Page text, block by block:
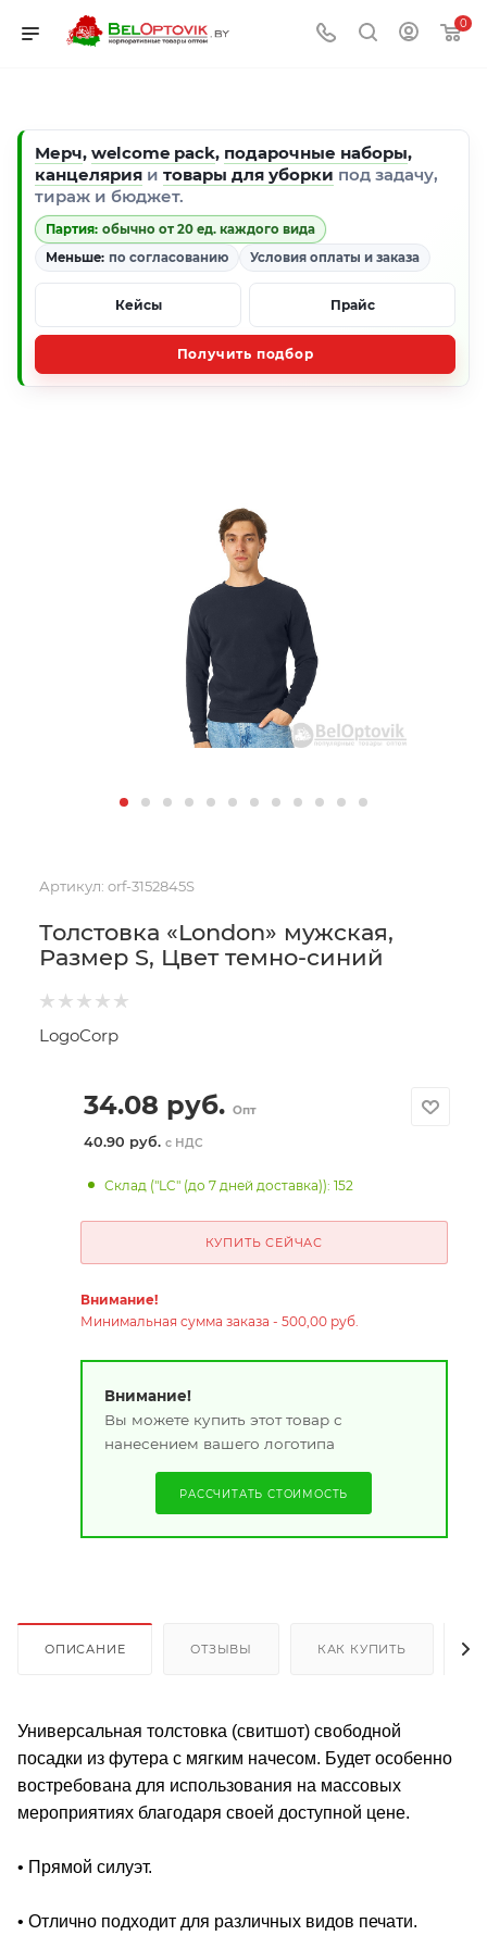
0
Мерч, welcome pack, подарочные наборы,
канцелярия и товары для уборки под задачу,
тираж и бюджет.
Партия: обычно от 20 ед. каждого вида
Меньше: по согласованию Условия оплаты и заказа
Кейсы Прайс
Получить подбор
Артикул: orf-3152845S
Толстовка «London» мужская,
Размер S, Цвет темно-синий
LogoCorp
34.08 руб. Опт
40.90 руб. с НДС
Склад ("LC" (до 7 дней доставка)): 152
КУПИТЬ СЕЙЧАС
Внимание!
Минимальная сумма заказа - 500,00 руб.
Внимание!
Вы можете купить этот товар с
нанесением вашего логотипа
РАССЧИТАТЬ СТОИМОСТЬ
ОПИСАНИЕ ОТЗЫВЫ КАК КУПИТЬ
Универсальная толстовка (свитшот) свободной
посадки из футера с мягким начесом. Будет особенно
востребована для использования на массовых
мероприятиях благодаря своей доступной цене.
• Прямой силуэт.
• Отлично подходит для различных видов печати.